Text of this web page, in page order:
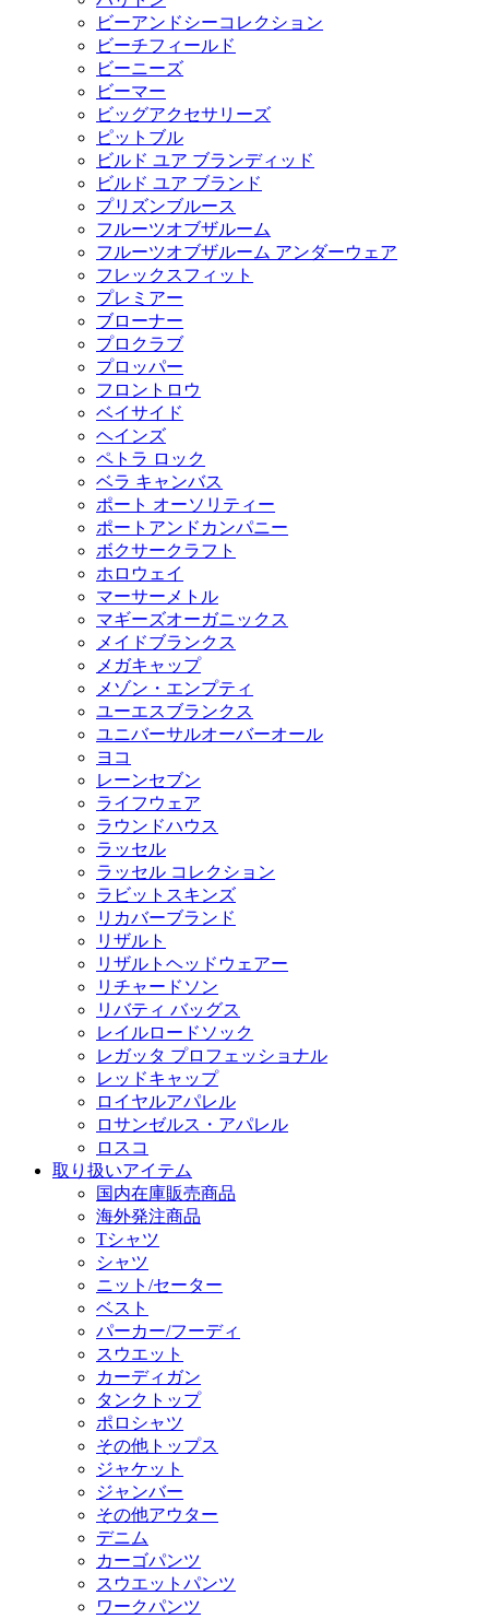
ビーアンドシーコレクション
ビーチフィールド
ビーニーズ
ビーマー
ビッグアクセサリーズ
ピットブル
ビルド ユア ブランディッド
ビルド ユア ブランド
プリズンブルース
フルーツオブザルーム
フルーツオブザルーム アンダーウェア
フレックスフィット
プレミアー
ブローナー
プロクラブ
プロッパー
フロントロウ
ベイサイド
ヘインズ
ペトラ ロック
ベラ キャンバス
ポート オーソリティー
ポートアンドカンパニー
ボクサークラフト
ホロウェイ
マーサーメトル
マギーズオーガニックス
メイドブランクス
メガキャップ
メゾン・エンプティ
ユーエスブランクス
ユニバーサルオーバーオール
ヨコ
レーンセブン
ライフウェア
ラウンドハウス
ラッセル
ラッセル コレクション
ラビットスキンズ
リカバーブランド
リザルト
リザルトヘッドウェアー
リチャードソン
リバティ バッグス
レイルロードソック
レガッタ プロフェッショナル
レッドキャップ
ロイヤルアパレル
ロサンゼルス・アパレル
ロスコ
取り扱いアイテム
国内在庫販売商品
海外発注商品
Tシャツ
シャツ
ニット/セーター
ベスト
パーカー/フーディ
スウエット
カーディガン
タンクトップ
ポロシャツ
その他トップス
ジャケット
ジャンバー
その他アウター
デニム
カーゴパンツ
スウエットパンツ
ワークパンツ